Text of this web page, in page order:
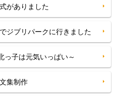
がありました
ジブリパークに行きました
っ子は元気いっぱい～
集制作